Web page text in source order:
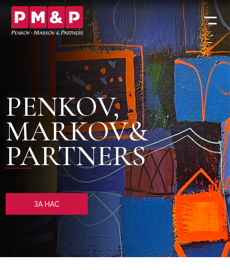
PENKOV,
MARKOV&
PARTNERS
ЗА НАС